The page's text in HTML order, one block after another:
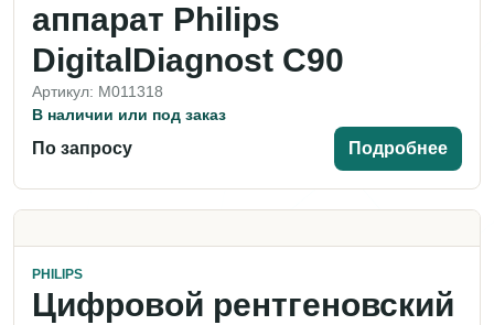
аппарат Philips
DigitalDiagnost C90
Артикул: M011318
В наличии или под заказ
По запросу Подробнее
PHILIPS
Цифровой рентгеновский